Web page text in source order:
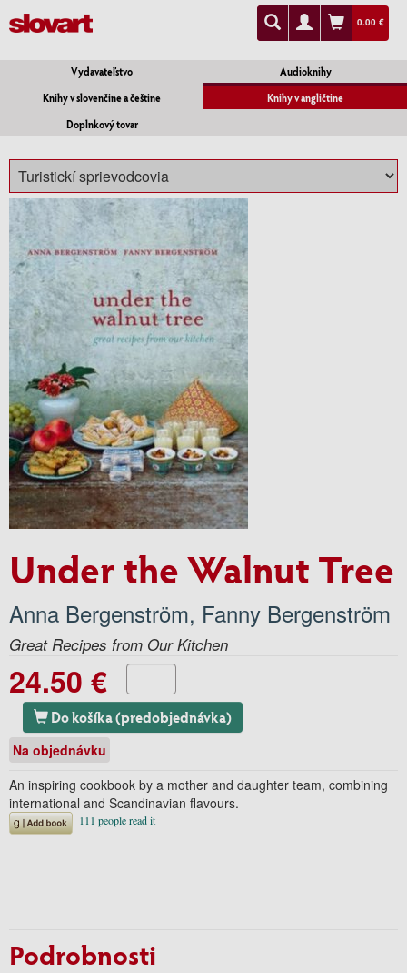
0.00 €
Vydavateľstvo
Audioknihy
Knihy v slovenčine a češtine
Knihy v angličtine
Doplnkový tovar
Under the Walnut Tree
Anna Bergenström, Fanny Bergenström
Great Recipes from Our Kitchen
24.50 €
Do košíka (predobjednávka)
Na objednávku
An inspiring cookbook by a mother and daughter team, combining
international and Scandinavian flavours.
Podrobnosti